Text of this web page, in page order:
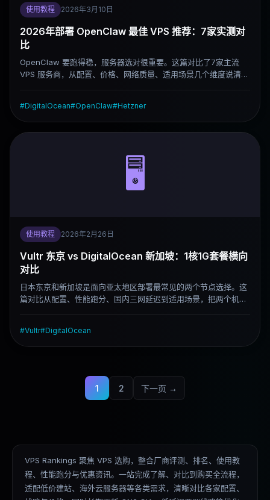
使用教程 2026年3月10日
2026年部署 OpenClaw 最佳 VPS 推荐：7家实测对
比
OpenClaw 要跑得稳，服务器选对很重要。这篇对比了7家主流
VPS 服务商，从配置、价格、网络质量、适用场景几个维度说清楚
#DigitalOcean#OpenClaw#Hetzner
🖥️
使用教程 2026年2月26日
Vultr 东京 vs DigitalOcean 新加坡：1核1G套餐横向
对比
日本东京和新加坡是面向亚太地区部署最常见的两个节点选择。这
篇对比从配置、性能跑分、国内三网延迟到适用场景，把两个机房
#Vultr#DigitalOcean
1 2 下一页 →
VPS Rankings 聚焦 VPS 选购，整合厂商评测、排名、使用教
程、性能跑分与优惠资讯。一站完成了解、对比到购买全流程，
适配低价建站、海外云服务器等各类需求，清晰对比各家配置、